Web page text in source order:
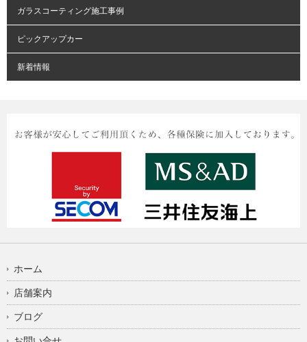
ガラスコーティング施工事例
ピックアップカー
新着情報
ホーム
店舗案内
ブログ